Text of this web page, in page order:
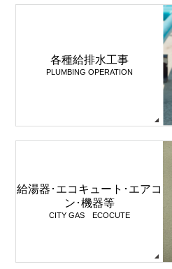
各種給排水工事
PLUMBING OPERATION
給湯器･エコキュート･エアコ
ン･機器等
CITY GAS ECOCUTE